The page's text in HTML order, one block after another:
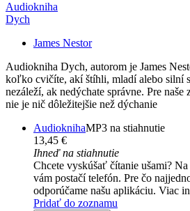
Audiokniha
Dych
James Nestor
Audiokniha Dych, autorom je James
koľko cvičíte, akí štíhli, mladí alebo silní
nezáleží, ak nedýchate správne. Pre
nie je nič dôležitejšie než dýchanie
AudioknihaMP3 na stiahnutie
13,45 €
Ihneď na stiahnutie
Chcete vyskúšať čítanie ušami?
vám postačí telefón. Pre čo
odporúčame našu aplikáciu. Viac
Pridať do zoznamu